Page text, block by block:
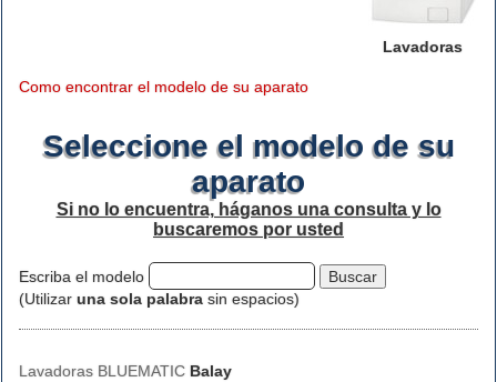
Lavadoras
Como encontrar el modelo de su aparato
Seleccione el modelo de su
aparato
Si no lo encuentra, háganos una consulta y lo
buscaremos por usted
Escriba el modelo
(Utilizar una sola palabra sin espacios)
Lavadoras BLUEMATIC Balay